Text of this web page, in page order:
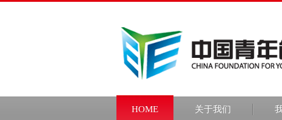
HOME 关于我们